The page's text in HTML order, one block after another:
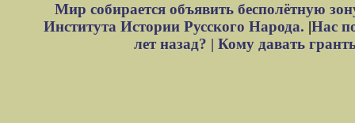
Мир собирается объявить бесполётную
Института Истории Русского Народа. |Нас
лет назад? | Кому давать